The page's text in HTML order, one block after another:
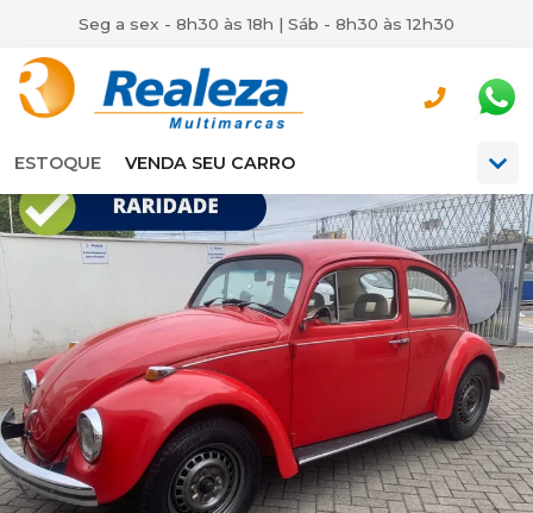
Seg a sex - 8h30 às 18h | Sáb - 8h30 às 12h30
ESTOQUE VENDA SEU CARRO